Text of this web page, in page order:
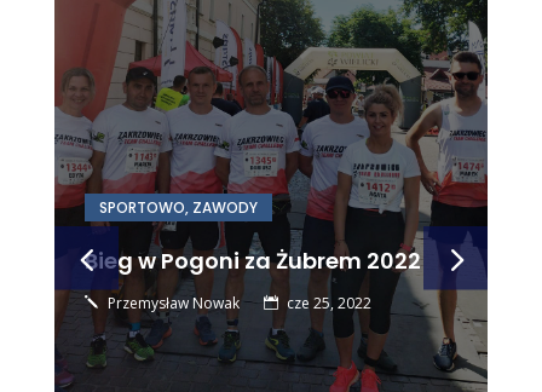
SPORTOWO, ZAWODY
Bieg w Pogoni za Żubrem 2022
j Przemysław Nowak  cze 25, 2022